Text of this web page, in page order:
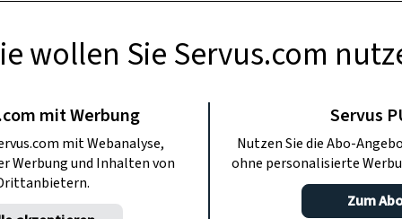
schichten
Mischung von feinem und grobem
Schritt, wie man Kompost richtig
wollen Sie Servus.com
mit Werbung
mit Webanalyse,
Werbung und Inhalten von
Servus
Nutzen Sie die Abo-
ohne personalisierte
Zum